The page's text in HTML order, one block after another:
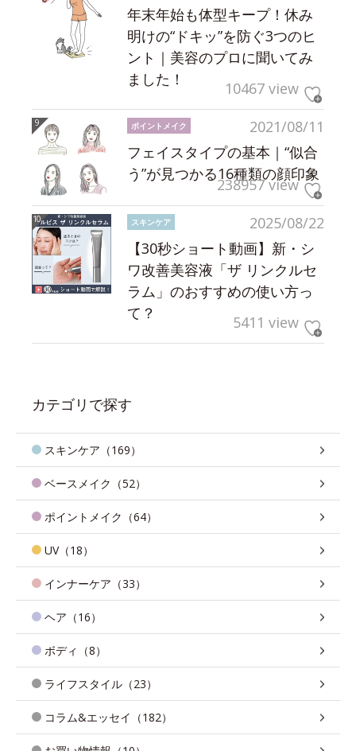
年末年始も体型キープ！休み
明けの“ドキッ”を防ぐ3つのヒ
ント｜美容のプロに聞いてみ
ました！
10467 view
2021/08/11
ポイントメイク
フェイスタイプの基本｜“似合
う”が見つかる16種類の顔印象
238957 view
2025/08/22
スキンケア
【30秒ショート動画】新・シ
ワ改善美容液「ザ リンクルセ
ラム」のおすすめの使い方っ
て？
5411 view
カテゴリで探す
スキンケア（169）
ベースメイク（52）
ポイントメイク（64）
UV（18）
インナーケア（33）
ヘア（16）
ボディ（8）
ライフスタイル（23）
コラム&エッセイ（182）